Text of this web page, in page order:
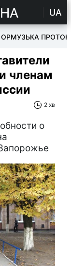
UA
ОРМУЗЬКА ПРОТОКА
членам
2 хв
о